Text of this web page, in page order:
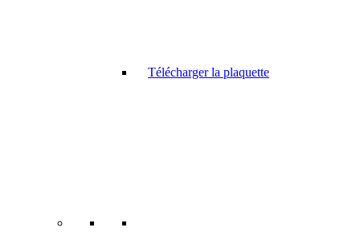
Télécharger la plaquette